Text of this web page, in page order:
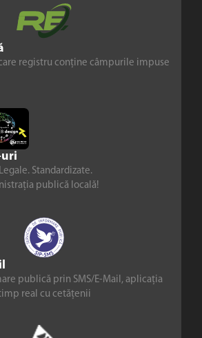
registru conține câmpurile impuse
uri
Standardizate.
publică locală!
publică prin SMS/E-Mail, aplicația
real cu cetățenii